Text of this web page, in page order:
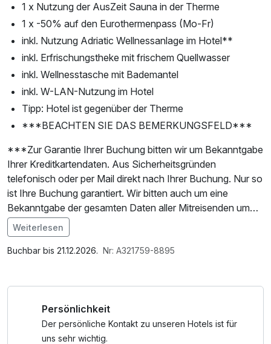
1 x Nutzung der AusZeit Sauna in der Therme
1 x -50% auf den Eurothermenpass (Mo-Fr)
inkl. Nutzung Adriatic Wellnessanlage im Hotel**
inkl. Erfrischungstheke mit frischem Quellwasser
inkl. Wellnesstasche mit Bademantel
inkl. W-LAN-Nutzung im Hotel
Tipp: Hotel ist gegenüber der Therme
***BEACHTEN SIE DAS BEMERKUNGSFELD***
***Zur Garantie Ihrer Buchung bitten wir um Bekanntgabe
Ihrer Kreditkartendaten. Aus Sicherheitsgründen
telefonisch oder per Mail direkt nach Ihrer Buchung. Nur so
ist Ihre Buchung garantiert. Wir bitten auch um eine
Bekanntgabe der gesamten Daten aller Mitreisenden um
alle Vorteile der Gästekarten nutzen zu können! (Adresse,
Name, Geburtsdatum) Vielen Dank!***
* Wir möchten Sie darüber informieren, dass wir am
Montag kein Frühstück im Hotel anbieten.
Im Angebot enthalten
Parkplatz, W-LAN Nutzung / Internetnutzung
Weiterlesen
Buchbar bis 21.12.2026. Nr: A321759-8895
Persönlichkeit
Der persönliche Kontakt zu unseren Hotels ist für
uns sehr wichtig.